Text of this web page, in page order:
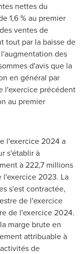
nettes du
1,6 % au premier
ventes de
tout par la baisse de
des
d'avis que la
en général par
l'exercice précédent
au premier
l'exercice 2024 a
s'établir à
à 222,7 millions
l'exercice 2023. La
s'est contractée,
de l'exercice
de l'exercice 2024.
marge brute en
attribuable à
de